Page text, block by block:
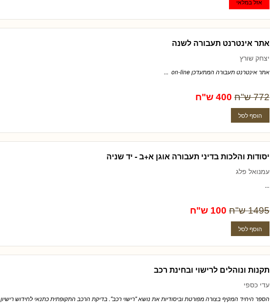
אתר אינטרנט תעבורה לשנה
יצחק שורץ
אתר אינטרנט תעבורה המתעדכן on-line ...
772 ש"ח 400 ש"ח
יסודות והלכות בדיני תעבורה אוגן א+ב - יד שניה
עמנואל פלג
...
1495 ש"ח 100 ש"ח
תקנות ונוהלים לרישוי ובחינת רכב
עדי כספי
הספר היחיד המקיף בצורה מפורטת וביסודיות את נושא "רישוי רכב". בדיקת הרכב התקופתית כתנאי לחידוש רישיון